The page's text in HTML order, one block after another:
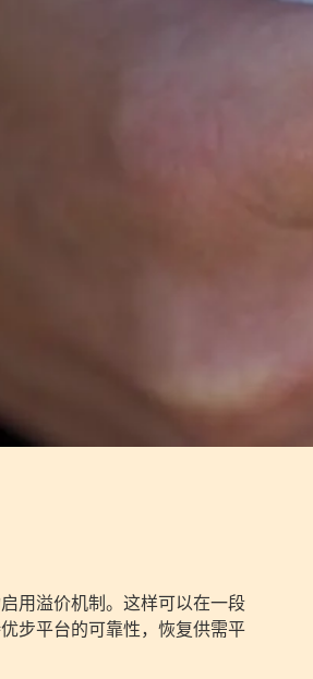
用溢价机制。这样可以在一段
步平台的可靠性，恢复供需平